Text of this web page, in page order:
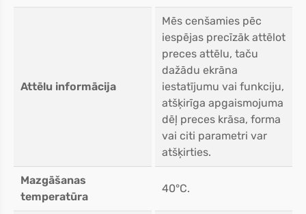
Attēlu informācija
Mēs cenšamies pēc
iespējas precīzāk attēlot
preces attēlu, taču
dažādu ekrāna
iestatījumu vai funkciju,
atšķirīga apgaismojuma
dēļ preces krāsa, forma
vai citi parametri var
atšķirties.
Mazgāšanas
temperatūra
40°C.